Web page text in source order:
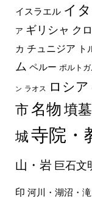
イスラエル イ
ア ギリシャ ク
カ チュニジア ト
ム ペルー ポルト
ン ラオス ロシア
市 名物 墳
城 寺院・
山・岩 巨石文
印 河川・湖沼・滝